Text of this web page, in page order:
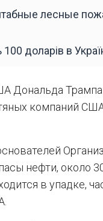
лесные
доларів в
Дональда Трампа
компаний
нефти, около
в упадке,